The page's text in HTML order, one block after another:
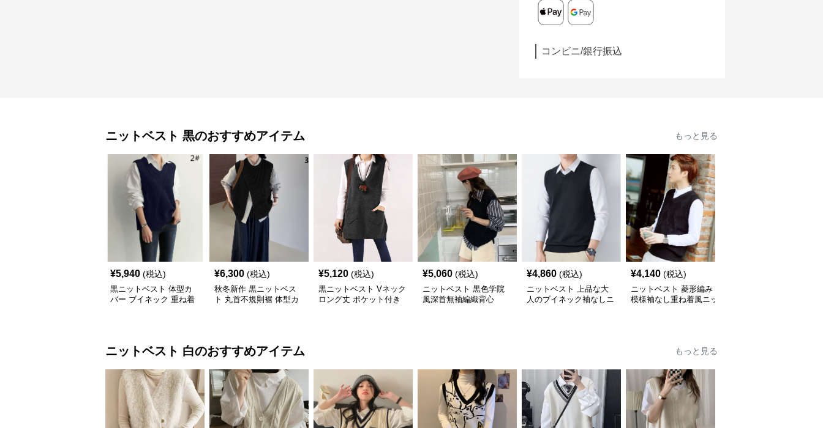
コンビニ/銀行振込
ニットベスト 黒のおすすめアイテム もっと見る
¥5,940 (税込)
黒ニットベスト 体型カ
バー ブイネック 重ね着
¥6,300 (税込)
秋冬新作 黒ニットベス
ト 丸首不規則裾 体型カ
¥5,120 (税込)
黒ニットベスト Vネック
ロング丈 ポケット付き
¥5,060 (税込)
ニットベスト 黒色学院
風深首無袖編織背心
¥4,860 (税込)
ニットベスト 上品な大
人のブイネック袖なしニ
¥4,140 (税込)
ニットベスト 菱形編み
模様袖なし重ね着風ニッ
ニットベスト 白のおすすめアイテム もっと見る